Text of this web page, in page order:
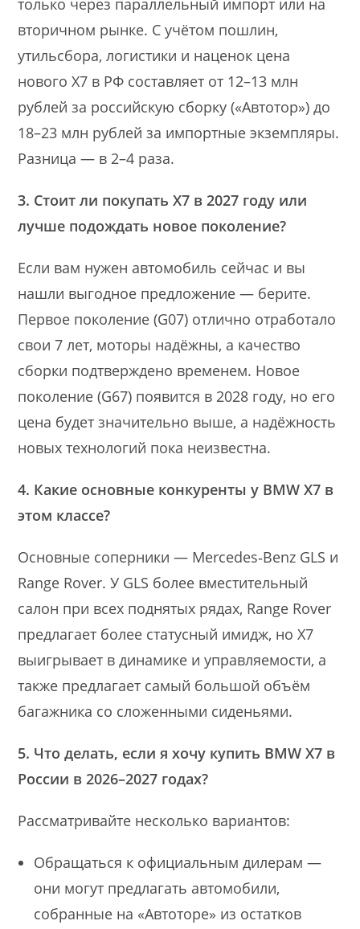
только через параллельный импорт или на
вторичном рынке. С учётом пошлин,
утильсбора, логистики и наценок цена
нового X7 в РФ составляет от 12–13 млн
рублей за российскую сборку («Автотор») до
18–23 млн рублей за импортные экземпляры.
Разница — в 2–4 раза.
3. Стоит ли покупать X7 в 2027 году или
лучше подождать новое поколение?
Если вам нужен автомобиль сейчас и вы
нашли выгодное предложение — берите.
Первое поколение (G07) отлично отработало
свои 7 лет, моторы надёжны, а качество
сборки подтверждено временем. Новое
поколение (G67) появится в 2028 году, но его
цена будет значительно выше, а надёжность
новых технологий пока неизвестна.
4. Какие основные конкуренты у BMW X7 в
этом классе?
Основные соперники — Mercedes‑Benz GLS и
Range Rover. У GLS более вместительный
салон при всех поднятых рядах, Range Rover
предлагает более статусный имидж, но X7
выигрывает в динамике и управляемости, а
также предлагает самый большой объём
багажника со сложенными сиденьями.
5. Что делать, если я хочу купить BMW X7 в
России в 2026–2027 годах?
Рассматривайте несколько вариантов:
Обращаться к официальным дилерам —
они могут предлагать автомобили,
собранные на «Автоторе» из остатков